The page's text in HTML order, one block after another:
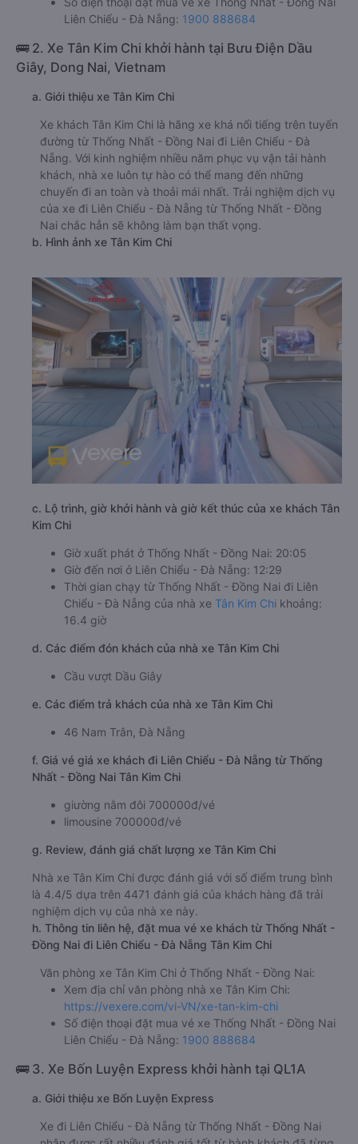
Liên Chiểu - Đà Nẵng: 1900 888684
🚌 2. Xe Tân Kim Chi khởi hành tại Bưu Điện Dầu
Giây, Dong Nai, Vietnam
a. Giới thiệu xe Tân Kim Chi
Xe khách Tân Kim Chi là hãng xe khá nổi tiếng trên tuyến
đường từ Thống Nhất - Đồng Nai đi Liên Chiểu - Đà
Nẵng. Với kinh nghiệm nhiều năm phục vụ vận tải hành
khách, nhà xe luôn tự hào có thể mang đến những
chuyến đi an toàn và thoải mái nhất. Trải nghiệm dịch vụ
của xe đi Liên Chiểu - Đà Nẵng từ Thống Nhất - Đồng
Nai chắc hẳn sẽ không làm bạn thất vọng.
b. Hình ảnh xe Tân Kim Chi
c. Lộ trình, giờ khởi hành và giờ kết thúc của xe khách Tân
Kim Chi
Giờ xuất phát ở Thống Nhất - Đồng Nai: 20:05
Giờ đến nơi ở Liên Chiểu - Đà Nẵng: 12:29
Thời gian chạy từ Thống Nhất - Đồng Nai đi Liên
Chiểu - Đà Nẵng của nhà xe Tân Kim Chi khoảng:
16.4 giờ
d. Các điểm đón khách của nhà xe Tân Kim Chi
Cầu vượt Dầu Giây
e. Các điểm trả khách của nhà xe Tân Kim Chi
46 Nam Trân, Đà Nẵng
f. Giá vé giá xe khách đi Liên Chiểu - Đà Nẵng từ Thống
Nhất - Đồng Nai Tân Kim Chi
giường nằm đôi 700000đ/vé
limousine 700000đ/vé
g. Review, đánh giá chất lượng xe Tân Kim Chi
Nhà xe Tân Kim Chi được đánh giá với số điểm trung bình
là 4.4/5 dựa trên 4471 đánh giá của khách hàng đã trải
nghiệm dịch vụ của nhà xe này.
h. Thông tin liên hệ, đặt mua vé xe khách từ Thống Nhất -
Đồng Nai đi Liên Chiểu - Đà Nẵng Tân Kim Chi
Văn phòng xe Tân Kim Chi ở Thống Nhất - Đồng Nai:
Xem địa chỉ văn phòng nhà xe Tân Kim Chi:
https://vexere.com/vi-VN/xe-tan-kim-chi
Số điện thoại đặt mua vé xe Thống Nhất - Đồng Nai
Liên Chiểu - Đà Nẵng: 1900 888684
🚌 3. Xe Bốn Luyện Express khởi hành tại QL1A
a. Giới thiệu xe Bốn Luyện Express
Xe đi Liên Chiểu - Đà Nẵng từ Thống Nhất - Đồng Nai